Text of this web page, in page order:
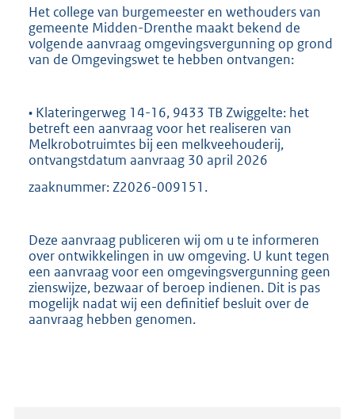
e
:
1
9
b
Het college van burgemeester en wethouders van
gemeente Midden-Drenthe maakt bekend de
volgende aanvraag omgevingsvergunning op grond
van de Omgevingswet te hebben ontvangen:
• Klateringerweg 14-16, 9433 TB Zwiggelte: het
betreft een aanvraag voor het realiseren van
Melkrobotruimtes bij een melkveehouderij,
ontvangstdatum aanvraag 30 april 2026
zaaknummer: Z2026-009151.
Deze aanvraag publiceren wij om u te informeren
over ontwikkelingen in uw omgeving. U kunt tegen
een aanvraag voor een omgevingsvergunning geen
zienswijze, bezwaar of beroep indienen. Dit is pas
mogelijk nadat wij een definitief besluit over de
aanvraag hebben genomen.